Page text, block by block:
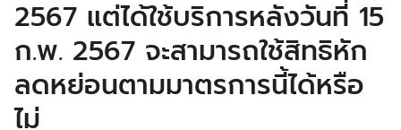
2567 แต่ได้ใช้บริการหลังวันที่ 15
ก.พ. 2567 จะสามารถใช้สิทธิหัก
ลดหย่อนตามมาตรการนี้ได้หรือ
ไม่